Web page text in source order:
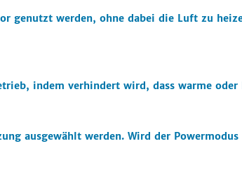
genutzt werden, ohne dabei die Luft zu
indem verhindert wird, dass warme
ausgewählt werden. Wird der